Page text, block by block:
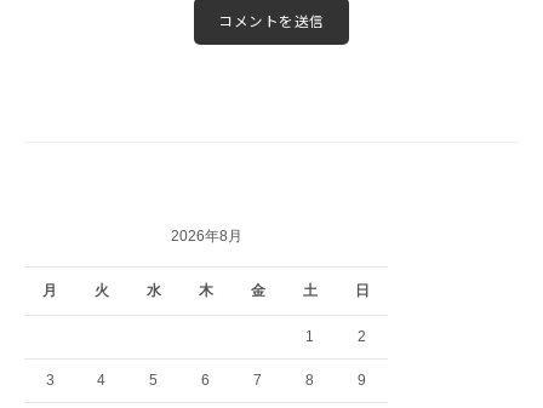
2026年8月
月 火 水 木 金 土 日
1 2
3 4 5 6 7 8 9